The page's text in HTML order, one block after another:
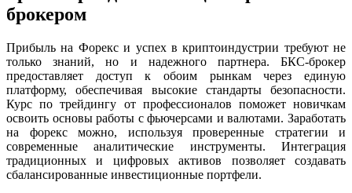
брокером
Прибыль на Форекс и успех в криптоиндустрии требуют не
только знаний, но и надежного партнера. БКС-брокер
предоставляет доступ к обоим рынкам через единую
платформу, обеспечивая высокие стандарты безопасности.
Курс по трейдингу от профессионалов поможет новичкам
освоить основы работы с фьючерсами и валютами. Заработать
на форекс можно, используя проверенные стратегии и
современные аналитические инструменты. Интеграция
традиционных и цифровых активов позволяет создавать
сбалансированные инвестиционные портфели.